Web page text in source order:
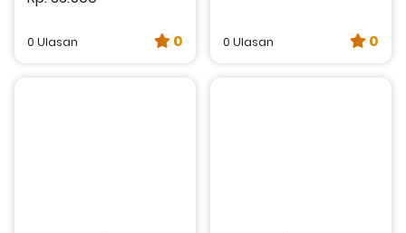
0 Ulasan 0 0 Ulasan 0